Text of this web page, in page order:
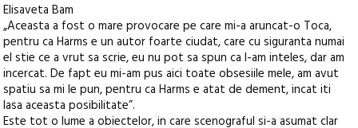
Elisaveta Bam
„Aceasta a fost o mare provocare pe care mi-a aruncat-o Toca,
pentru ca Harms e un autor foarte ciudat, care cu siguranta numai
el stie ce a vrut sa scrie, eu nu pot sa spun ca l-am inteles, dar am
incercat. De fapt eu mi-am pus aici toate obsesiile mele, am avut
spatiu sa mi le pun, pentru ca Harms e atat de dement, incat iti
lasa aceasta posibilitate”.
Este tot o lume a obiectelor, in care scenograful si-a asumat clar